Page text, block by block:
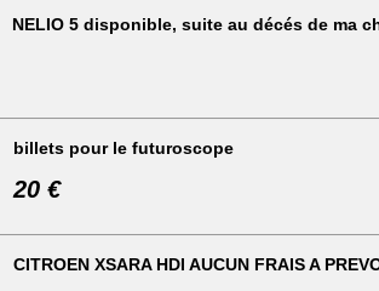
NELIO 5 disponible, suite au décés de ma
billets pour le futuroscope
20 €
CITROEN XSARA HDI AUCUN FRAIS A